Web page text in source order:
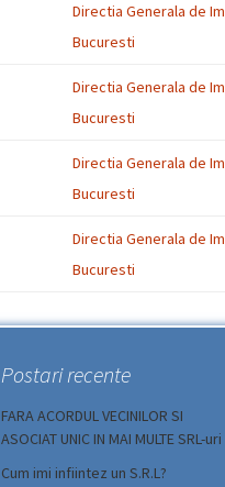
Directia Generala de
Bucuresti
Directia Generala de
Bucuresti
Directia Generala de
Bucuresti
Directia Generala de
Bucuresti
Postari recente
FARA ACORDUL VECINILOR SI
ASOCIAT UNIC IN MAI MULTE SRL-uri
Cum imi infiintez un S.R.L?